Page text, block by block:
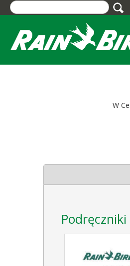
Skip
to
content
W